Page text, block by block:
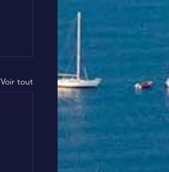
Voir tout